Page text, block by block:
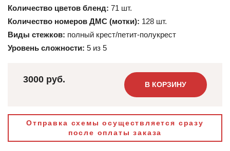
Количество цветов бленд: 71 шт.
Количество номеров ДМС (мотки): 128 шт.
Виды стежков: полный крест/петит-полукрест
Уровень сложности: 5 из 5
3000 руб. В КОРЗИНУ
Отправка схемы осуществляется сразу
после оплаты заказа